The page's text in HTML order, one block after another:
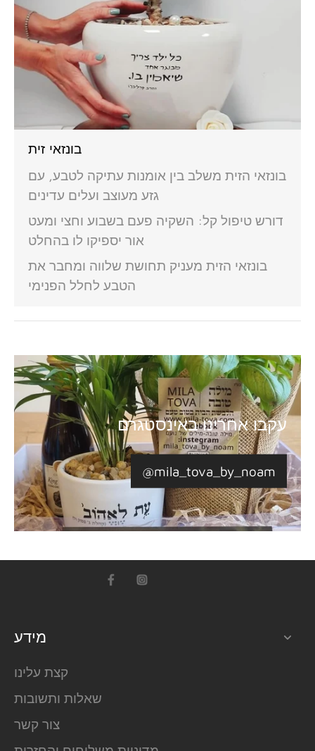
בונזאי זית
בונזאי הזית משלב בין אומנות עתיקה לטבע, עם
גזע מעוצב ועלים עדינים
דורש טיפול קל: השקיה פעם בשבוע וחצי ומעט
אור יספיקו לו בהחלט
בונזאי הזית מעניק תחושת שלווה ומחבר את
הטבע לחלל הפנימי
עקבו אחרינו באינסטגרם
@mila_tova_by_noam
מידע
קצת עלינו
שאלות ותשובות
צור קשר